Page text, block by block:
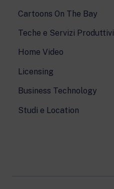
Cartoons On The Bay
Teche e Servizi Produttivi
Home Video
Licensing
Business Technology
Studi e Location